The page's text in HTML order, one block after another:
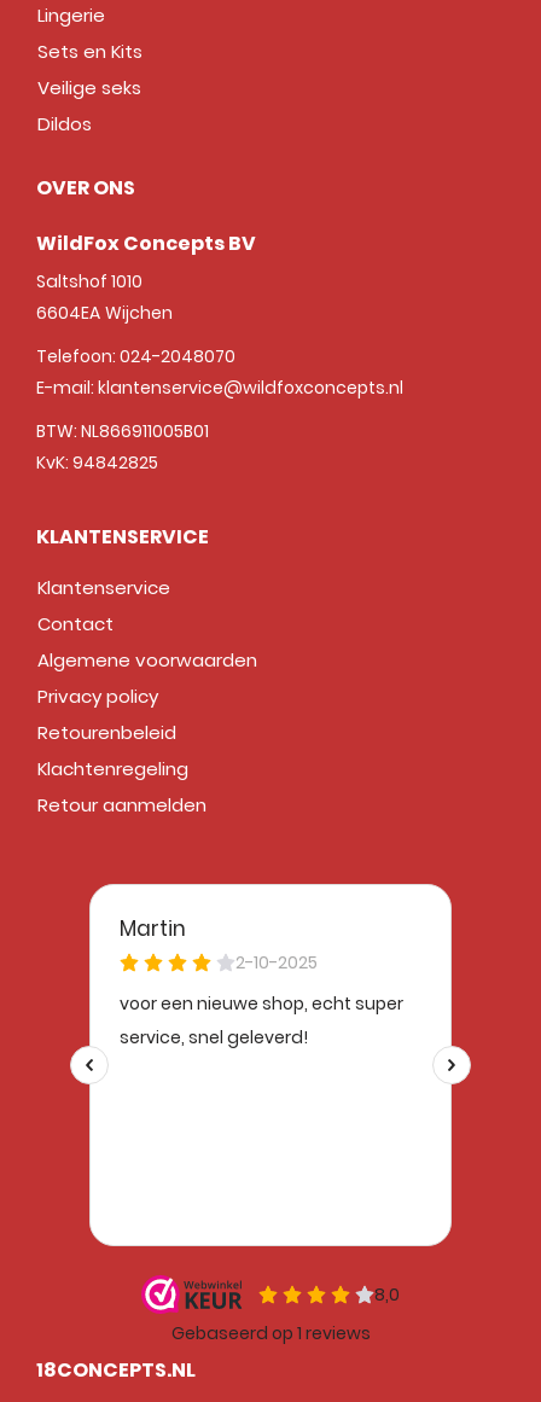
Lingerie
Sets en Kits
Veilige seks
Dildos
OVER ONS
WildFox Concepts BV
Saltshof 1010
6604EA Wijchen
Telefoon: 024-2048070
E-mail: klantenservice@wildfoxconcepts.nl
BTW: NL866911005B01
KvK: 94842825
KLANTENSERVICE
Klantenservice
Contact
Algemene voorwaarden
Privacy policy
Retourenbeleid
Klachtenregeling
Retour aanmelden
18CONCEPTS.NL